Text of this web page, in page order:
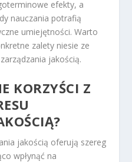
efekty, a
nauczania potrafią
umiejętności. Warto
zalety niesie ze
jakością.
KORZYŚCI Z
jakością oferują szereg
wpłynąć na